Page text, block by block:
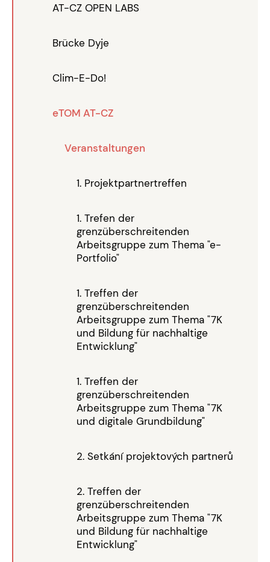
AT-CZ OPEN LABS
Brücke Dyje
Clim-E-Do!
eTOM AT-CZ
Veranstaltungen
1. Projektpartnertreffen
1. Trefen der
grenzüberschreitenden
Arbeitsgruppe zum Thema "e-
Portfolio"
1. Treffen der
grenzüberschreitenden
Arbeitsgruppe zum Thema "7K
und Bildung für nachhaltige
Entwicklung"
1. Treffen der
grenzüberschreitenden
Arbeitsgruppe zum Thema "7K
und digitale Grundbildung"
2. Setkání projektových partnerů
2. Treffen der
grenzüberschreitenden
Arbeitsgruppe zum Thema "7K
und Bildung für nachhaltige
Entwicklung"